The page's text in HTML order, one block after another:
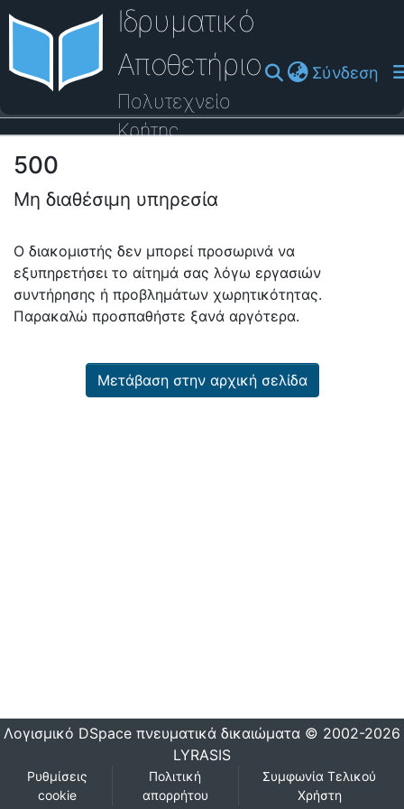
Ιδρυματικό
Αποθετήριο
Πολυτεχνείο
Κρήτης
Σύνδεση
Οδηγός Βοήθειας
500
Μη διαθέσιμη υπηρεσία
Ο διακομιστής δεν μπορεί προσωρινά να
εξυπηρετήσει το αίτημά σας λόγω εργασιών
συντήρησης ή προβλημάτων χωρητικότητας.
Παρακαλώ προσπαθήστε ξανά αργότερα.
Μετάβαση στην αρχική σελίδα
Λογισμικό DSpace πνευματικά δικαιώματα © 2002-2026
LYRASIS
Ρυθμίσεις
cookie
Πολιτική
απορρήτου
Συμφωνία Τελικού
Χρήστη